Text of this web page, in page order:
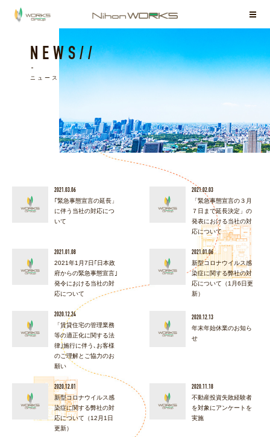
NEWS//
ニュース
2021.03.06
｢緊急事態宣言の延長」
に伴う当社の対応につ
いて
2021.02.03
「緊急事態宣言の３月
７日まで延長決定」の
発表における当社の対
応について
2021.01.08
2021年1月7日｢日本政
府からの緊急事態宣言｣
発令における当社の対
応について
2021.01.06
新型コロナウイルス感
染症に関する弊社の対
応について（1月6日更
新）
2020.12.24
「賃貸住宅の管理業務
等の適正化に関する法
律｣施行に伴う､お客様
のご理解とご協力のお
願い
2020.12.13
年末年始休業のお知ら
せ
2020.12.01
新型コロナウイルス感
染症に関する弊社の対
応について（12月1日
更新）
2020.11.18
不動産投資失敗経験者
を対象にアンケートを
実施